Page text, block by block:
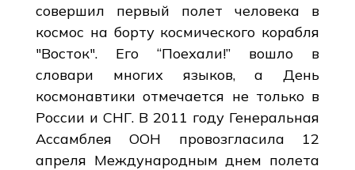
совершил первый полет человека в
космос на борту космического корабля
"Восток". Его “Поехали!” вошло в
словари многих языков, а День
космонавтики отмечается не только в
России и СНГ. В 2011 году Генеральная
Ассамблея ООН провозгласила 12
апреля Международным днем полета